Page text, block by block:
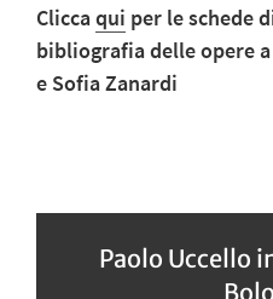
Cliccaqui per le schede
bibliografiadelle opere
e Sofia Zanardi
Paolo Uccello